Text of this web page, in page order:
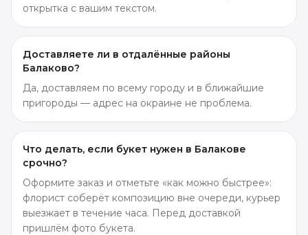
открытка с вашим текстом.
Доставляете ли в отдалённые районы
Балаково?
Да, доставляем по всему городу и в ближайшие
пригороды — адрес на окраине не проблема.
Что делать, если букет нужен в Балакове
срочно?
Оформите заказ и отметьте «как можно быстрее»:
флорист соберёт композицию вне очереди, курьер
выезжает в течение часа. Перед доставкой
пришлём фото букета.